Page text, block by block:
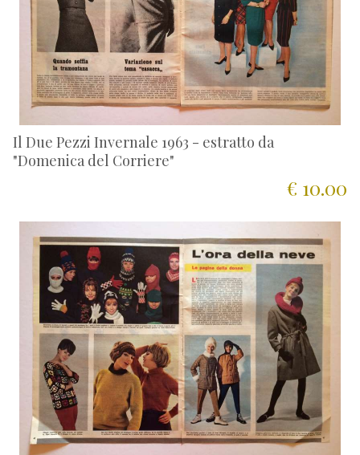
Il Due Pezzi Invernale 1963 - estratto da
"Domenica del Corriere"
€ 10.00